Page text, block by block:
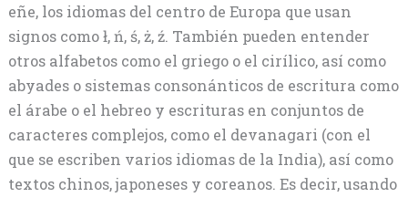
eñe, los idiomas del centro de Europa que usan
signos como ł, ń, ś, ż, ź. También pueden entender
otros alfabetos como el griego o el cirílico, así como
abyades o sistemas consonánticos de escritura como
el árabe o el hebreo y escrituras en conjuntos de
caracteres complejos, como el devanagari (con el
que se escriben varios idiomas de la India), así como
textos chinos, japoneses y coreanos. Es decir, usando